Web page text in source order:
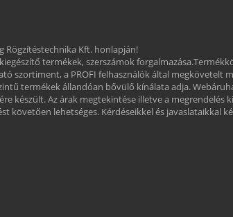
Rögzítéstechnika Kft. honlapján!
termékek, szerszámok
szortiment, a PROFI felhasználók által megkövetelt
termékek állandóan bővülő kínálata adja.
készült. Az árak megtekintése illetve a megrendelés
követően lehetséges. Kérdéseikkel és javaslataikkal